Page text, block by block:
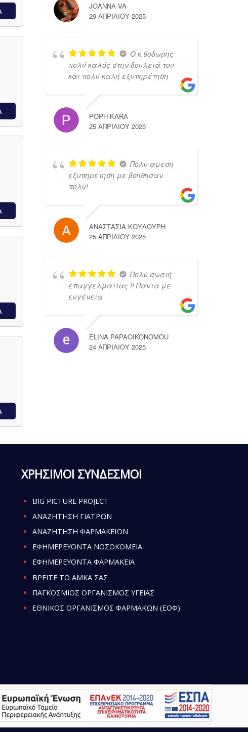
JOANNA VA
29 ΑΠΡΙΛΊΟΥ 2025
Ο κ.θοδωρης
πολύ καλός στην δουλειά του
και πολύ καλή εξυπηρέτηση
POPH KARA
25 ΑΠΡΙΛΊΟΥ 2025
Πολυ αμεση
εξυπηρετηση με βοηθησαν
πολυ!
ΑΝΑΣΤΑΣΙΑ ΚΟΥΛΟΥΡΗ
25 ΑΠΡΙΛΊΟΥ 2025
Πολύ σωστή
επαγγελματίας !! Πάντα με
ευγένεια
ELINA PAPAOIKONOMOU
24 ΑΠΡΙΛΊΟΥ 2025
ΧΡΗΣΙΜΟΙ ΣΥΝΔΕΣΜΟΙ
BIG PICTURE PROJECT
ΑΝΑΖΗΤΗΣΗ ΓΙΑΤΡΩΝ
ΑΝΑΖΗΤΗΣΗ ΦΑΡΜΑΚΕΙΩΝ
ΕΦΗΜΕΡΕΥΟΝΤΑ ΝΟΣΟΚΟΜΕΙΑ
ΕΦΗΜΕΡΕΥΟΝΤΑ ΦΑΡΜΑΚΕΙΑ
ΒΡΕΙΤΕ ΤΟ ΑΜΚΑ ΣΑΣ
ΠΑΓΚΟΣΜΙΟΣ ΟΡΓΑΝΙΣΜΟΣ ΥΓΕΙΑΣ
ΕΘΝΙΚΟΣ ΟΡΓΑΝΙΣΜΟΣ ΦΑΡΜΑΚΩΝ (ΕΟΦ)